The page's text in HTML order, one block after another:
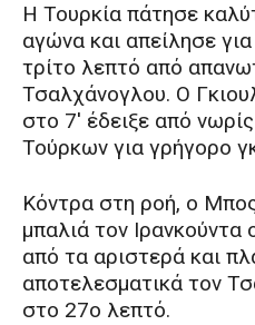
Η Τουρκία πάτησε
αγώνα και απείλησε
τρίτο λεπτό από
Τσαλχάνογλου. Ο
στο 7′ έδειξε από
Τούρκων για γρήγορο
Κόντρα στη ροή, ο
μπαλιά τον Ιρανκούντα
από τα αριστερά και
αποτελεσματικά τον
στο 27ο λεπτό.